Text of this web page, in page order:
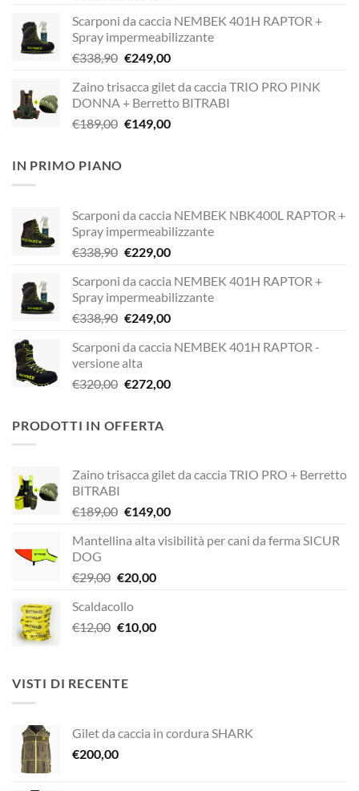
originale
era:
€338,90.
attuale
è:
€229,00.
Scarponi da caccia NEMBEK 401H RAPTOR +
Spray impermeabilizzante
€338,90 Il
originale
era:
€338,90.
€249,00Il
attuale
è:
€249,00.
Zaino trisacca gilet da caccia TRIO PRO PINK
DONNA + Berretto BITRABI
€189,00 Il
€149,00Il
IN PRIMO PIANO
Scarponi da caccia NEMBEK NBK400L RAPTOR +
Spray impermeabilizzante
€338,90 Il
originale
era:
€338,90.
€229,00Il
attuale
è:
€229,00.
Scarponi da caccia NEMBEK 401H RAPTOR +
Spray impermeabilizzante
€338,90 Il
originale
era:
€338,90.
€249,00Il
attuale
€249,00.
Scarponi da caccia NEMBEK 401H RAPTOR -
versione alta
€320,00 Il
era:
€272,00Il
PRODOTTI IN OFFERTA
Zaino trisacca gilet da caccia TRIO PRO + Berretto
BITRABI
€189,00 Il
originale
€189,00.
€149,00Il
attuale
Mantellina alta visibilità per cani da ferma SICUR
DOG
€29,00 Il
originale
era:
€20,00Il
è:
Scaldacollo
€12,00 Il
era:
€12,00.
€10,00Il
VISTI DI RECENTE
Gilet da caccia in cordura SHARK
€200,00